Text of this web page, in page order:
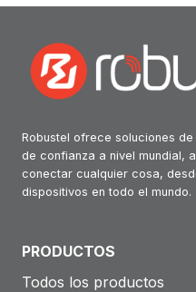
Robustel ofrece soluciones
de confianza a nivel mundial,
conectar cualquier cosa,
dispositivos en todo el mundo.
PRODUCTOS
Todos los productos